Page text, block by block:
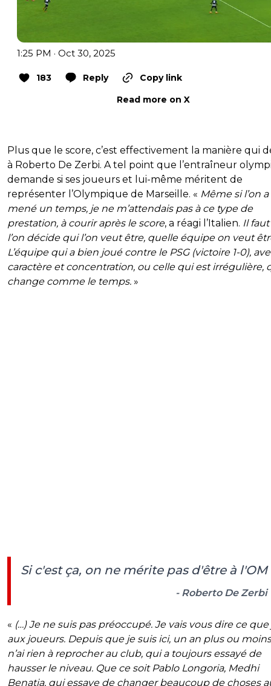
1:25 PM · Oct 30, 2025
183 Reply
Copy link
Read more on X
Plus que le score, c’est effectivement la manière qui
à Roberto De Zerbi. A tel point que l’entraîneur
demande si ses joueurs et lui-même méritent de
représenter l’Olympique de Marseille. « Même si l’on a
mené un temps, je ne m’attendais pas à ce type de
prestation, à courir après le score, a réagi l’Italien. Il
l’on décide qui l’on veut être, quelle équipe on veut
L’équipe qui a bien joué contre le PSG (victoire 1-0),
caractère et concentration, ou celle qui est irrégulière,
change comme le temps. »
Si c'est ça, on ne mérite pas d'être à l'OM
- Roberto De Zerbi
« (…) Je ne suis pas préoccupé. Je vais vous dire ce que
aux joueurs. Depuis que je suis ici, un an plus ou
n’ai rien à reprocher au club, qui a toujours essayé de
hausser le niveau. Que ce soit Pablo Longoria, Medhi
Benatia, qui essaye de changer beaucoup de choses